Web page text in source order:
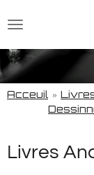
au
principal
Acceuil »
Livres